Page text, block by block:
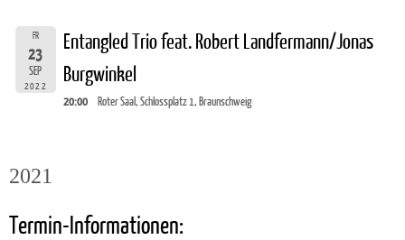
FR
23
SEP
2022
Entangled Trio feat. Robert Landfermann/Jonas
Burgwinkel
20:00 Roter Saal, Schlossplatz 1, Braunschweig
2021
Termin-Informationen: